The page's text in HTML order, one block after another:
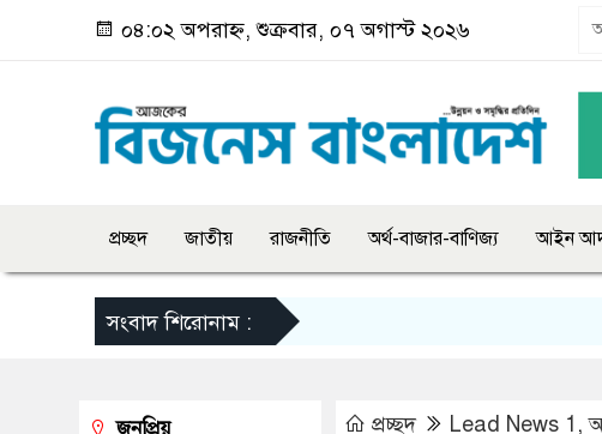
০৪:০২ অপরাহ্ন, শুক্রবার, ০৭ অগাস্ট ২০২৬
প্রচ্ছদ জাতীয় রাজনীতি অর্থ-বাজার-বাণিজ্য আইন
সংবাদ শিরোনাম :
প্রচ্ছদ Lead News 1 ,
জনপ্রিয়